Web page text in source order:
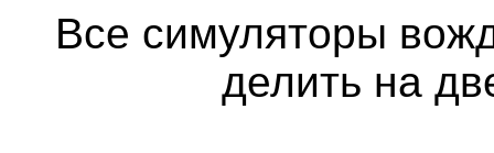
Все симуляторы
делить на